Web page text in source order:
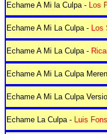
Echame A Mi la Culpa - Los
Echame A Mi La Culpa - Los
Echame A Mi La Culpa -
Echame A Mi La Culpa
Echame A Mi La Culpa
Echame La Culpa - Luis